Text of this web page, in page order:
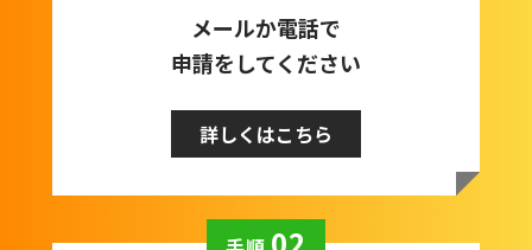
メールか電話で
申請をしてください
詳しくはこちら